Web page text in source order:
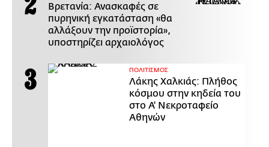
Βρετανία: Ανασκαφές σε
πυρηνική εγκατάσταση «θα
αλλάξουν την προϊστορία»,
υποστηρίζει αρχαιολόγος
ΠΟΛΙΤΙΣΜΟΣ
Λάκης Χαλκιάς: Πλήθος
κόσμου στην κηδεία του
στο Α' Νεκροταφείο
Αθηνών